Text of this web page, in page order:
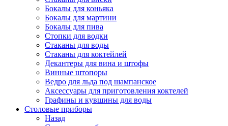
Бокалы для коньяка
Бокалы для мартини
Бокалы для пива
Стопки для водки
Стаканы для воды
Стаканы для коктейлей
Декантеры для вина и штофы
Винные штопоры
Ведро для льда под шампанское
Аксессуары для приготовления коктелей
Графины и кувшины для воды
Столовые приборы
Назад